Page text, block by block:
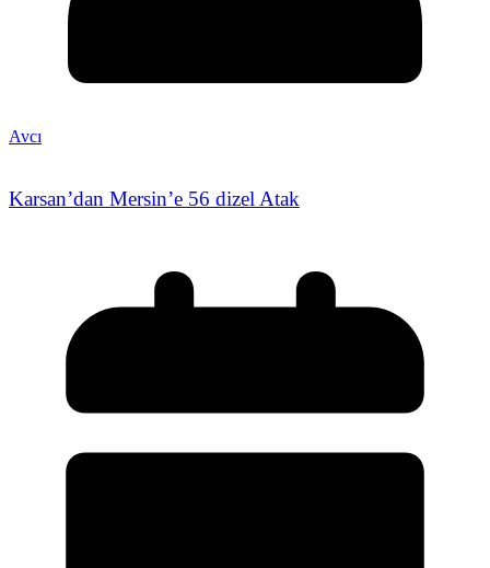
Avcı
Karsan’dan Mersin’e 56 dizel Atak